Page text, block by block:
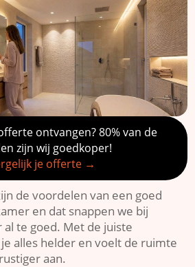
ontvangen? 80% van de
zijn wij goedkoper!
je offerte →
de voordelen van een goed
en dat snappen we bij
al te goed.​ Met de juiste
alles helder en voelt de ruimte
aan.​